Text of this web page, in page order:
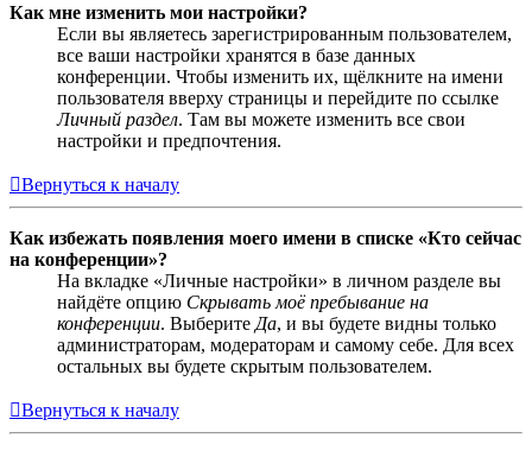
Как мне изменить мои настройки?
Если вы являетесь зарегистрированным пользователем,
все ваши настройки хранятся в базе данных
конференции. Чтобы изменить их, щёлкните на имени
пользователя вверху страницы и перейдите по ссылке
Личный раздел. Там вы можете изменить все свои
настройки и предпочтения.
Вернуться к началу
Как избежать появления моего имени в списке «Кто сейчас
на конференции»?
На вкладке «Личные настройки» в личном разделе вы
найдёте опцию Скрывать моё пребывание на
конференции. Выберите Да, и вы будете видны только
администраторам, модераторам и самому себе. Для всех
остальных вы будете скрытым пользователем.
Вернуться к началу